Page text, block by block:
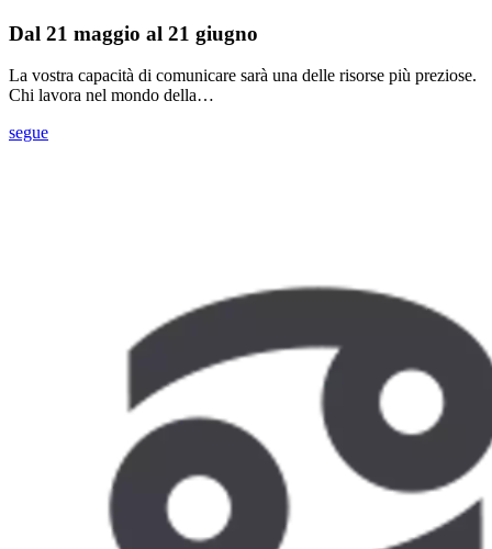
Dal 21 maggio al 21 giugno
La vostra capacità di comunicare sarà una delle risorse più preziose.
Chi lavora nel mondo della…
segue